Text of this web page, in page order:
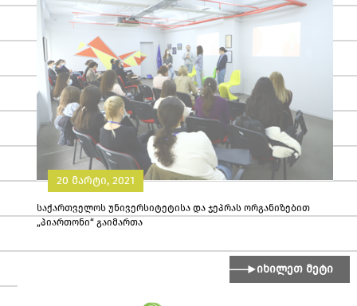
20 მარტი, 2021
საქართველოს უნივერსიტეტისა და ჯეპრას ორგანიზებით
„პიართონი“ გაიმართა
იხილეთ მეტი